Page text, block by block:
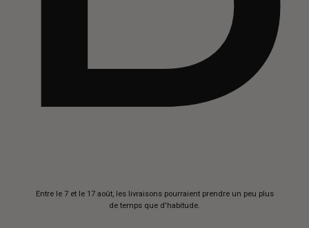
Entre le 7 et le 17 août, les livraisons pourraient prendre un peu plus
de temps que d'habitude.